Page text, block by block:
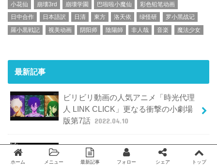
小花仙
崩壊3rd 崩壊学園 巴啦啦小魔仙
彩色铅笔动画
日中合作
日本語訳 日清 東方 洛天依 绿怪研
罗小黑战记
羅小黒戦記
视美动画 阴阳师 陰陽師 非人哉 音楽 魔法少女
最新記事
ビリビリ動画の人気アニメ「時光代理
人 LINK CLICK」更なる衝撃の小劇場
版第7話 2022.04.10
人気中国アニメキャラクター達による
北京冬季オリンピック公認アニメ映画
ホーム メニュー 最新記事 フォロー シェア トップ
Twitter facebook